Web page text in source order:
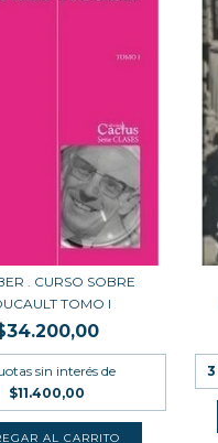
. CURSO SOBRE
TOMO I
sin interés de
$11.400,00
3